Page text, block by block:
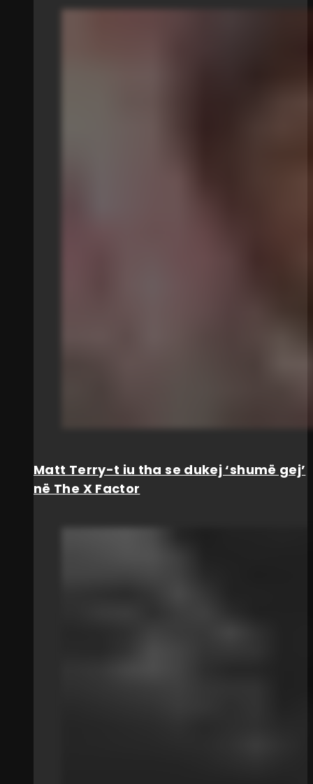
Matt Terry-t iu tha se dukej ‘shumë gej’
në The X Factor